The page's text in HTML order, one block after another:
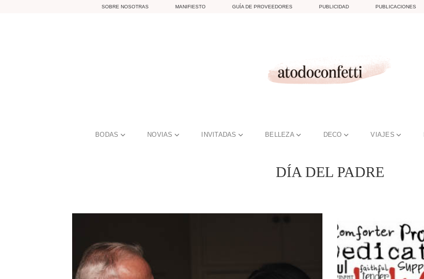
SOBRE NOSOTRAS MANIFIESTO GUÍA DE PROVEEDORES PUBLICIDAD PUBLICACIONES
BODAS NOVIAS INVITADAS BELLEZA DECO VIAJES
DÍA DEL PADRE